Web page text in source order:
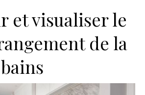
et visualiser le
de la